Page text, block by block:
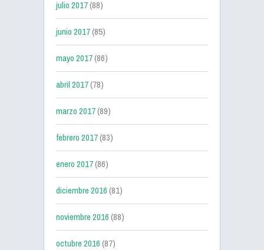
julio 2017(88)
junio 2017(85)
mayo 2017(86)
abril 2017(78)
marzo 2017(89)
febrero 2017(83)
enero 2017(86)
diciembre 2016(81)
noviembre 2016(88)
octubre 2016(87)